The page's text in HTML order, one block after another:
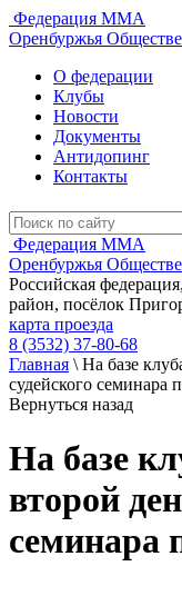
Федерация ММА
Оренбуржья
О федерации
Клубы
Новости
Документы
Антидопинг
Контакты
Федерация ММА
Оренбуржья
Российская
район, посёлок
карта проезда
8 (3532) 37-80-68
Главная \ На базе
судейского
Вернуться назад
На базе
второй